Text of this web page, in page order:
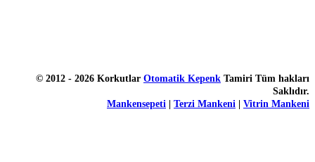
© 2012 - 2026 Korkutlar Otomatik Kepenk Tamiri Tüm hakları
Saklıdır.
Mankensepeti
Terzi Mankeni Vitrin Mankeni